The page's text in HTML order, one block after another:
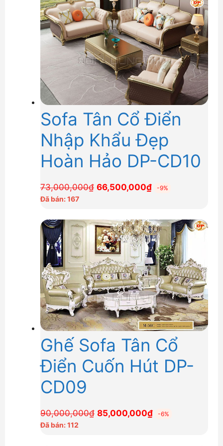
Sofa Tân Cổ Điển
Nhập Khẩu Đẹp
Hoàn Hảo DP-CD10
73,000,000₫ Giá
73,000,000₫.
66,500,000₫Giá
là:
66,500,000₫.
-9%
Đã bán: 167
Ghế Sofa Tân Cổ
Điển Cuốn Hút DP-
CD09
90,000,000₫ Giá
85,000,000₫Giá
-6%
Đã bán: 112